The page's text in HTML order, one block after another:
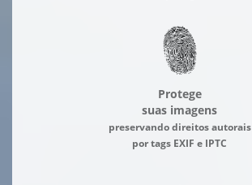
Protege
suas imagens
preservando direitos autorais
por tags EXIF e IPTC